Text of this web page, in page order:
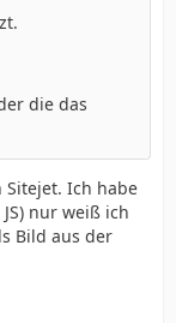
die das
Sitejet. Ich habe
nur weiß ich
Bild aus der